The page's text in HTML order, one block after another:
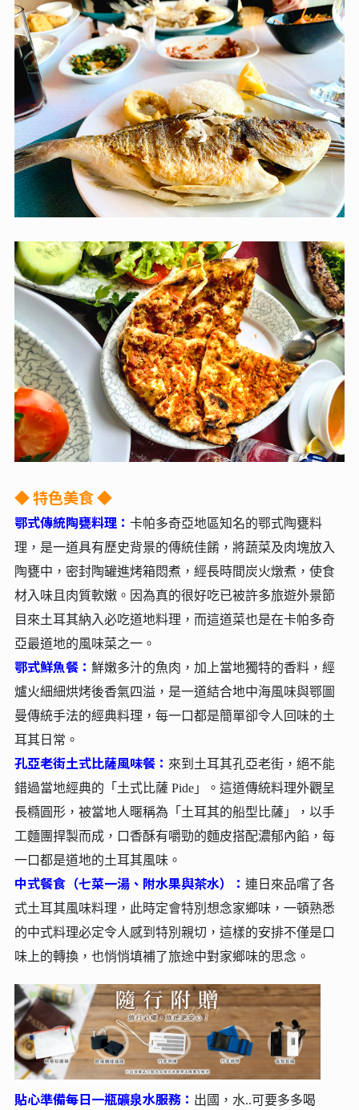
◆ 特色美食 ◆
鄂式傳統陶甕料理： 卡帕多奇亞地區知名的鄂式陶甕料
理，是一道具有歷史背景的傳統佳餚，將蔬菜及肉塊放入
陶甕中，密封陶罐進烤箱悶煮，經長時間炭火燉煮，使食
材入味且肉質軟嫩。因為真的很好吃已被許多旅遊外景節
目來土耳其納入必吃道地料理，而這道菜也是在卡帕多奇
亞最道地的風味菜之一。
鄂式鮮魚餐： 鮮嫩多汁的魚肉，加上當地獨特的香料，經
爐火細細烘烤後香氣四溢，是一道結合地中海風味與鄂圖
曼傳統手法的經典料理，每一口都是簡單卻令人回味的土
耳其日常。
孔亞老街土式比薩風味餐： 來到土耳其孔亞老街，絕不能
錯過當地經典的「土式比薩 Pide」。這道傳統料理外觀呈
長橢圓形，被當地人暱稱為「土耳其的船型比薩」，以手
工麵團捍製而成，口香酥有嚼勁的麵皮搭配濃郁內餡，每
一口都是道地的土耳其風味。
中式餐食（七菜一湯、附水果與茶水）： 連日來品嚐了各
式土耳其風味料理，此時定會特別想念家鄉味，一頓熟悉
的中式料理必定令人感到特別親切，這樣的安排不僅是口
味上的轉換，也悄悄填補了旅途中對家鄉味的思念。
貼心準備每日一瓶礦泉水服務： 出國，水..可要多多喝